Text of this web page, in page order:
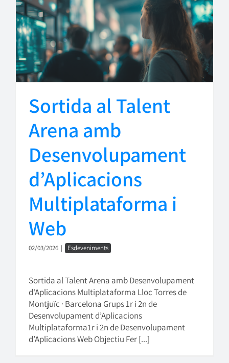
Sortida al Talent
Arena amb
Desenvolupament
d’Aplicacions
Multiplataforma i
Web
02/03/2026 | Esdeveniments
Sortida al Talent Arena amb Desenvolupament
d'Aplicacions Multiplataforma Lloc Torres de
Montjuïc · Barcelona Grups 1r i 2n de
Desenvolupament d’Aplicacions
Multiplataforma1r i 2n de Desenvolupament
d’Aplicacions Web Objectiu Fer [...]